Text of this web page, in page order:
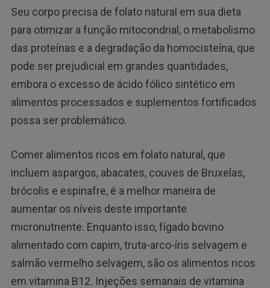
Seu corpo precisa de folato natural em sua dieta
para otimizar a função mitocondrial, o metabolismo
das proteínas e a degradação da homocisteína, que
pode ser prejudicial em grandes quantidades,
embora o excesso de ácido fólico sintético em
alimentos processados e suplementos fortificados
possa ser problemático.
Comer alimentos ricos em folato natural, que
incluem aspargos, abacates, couves de Bruxelas,
brócolis e espinafre, é a melhor maneira de
aumentar os níveis deste importante
micronutriente. Enquanto isso, fígado bovino
alimentado com capim, truta-arco-íris selvagem e
salmão vermelho selvagem, são os alimentos ricos
em vitamina B12. Injeções semanais de vitamina